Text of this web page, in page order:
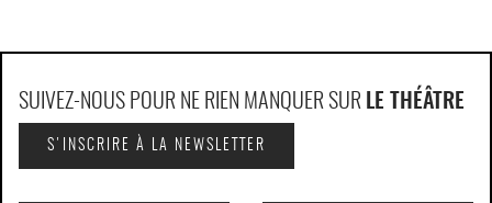
SUIVEZ-NOUS POUR NE RIEN MANQUER SUR LE THÉÂTRE
S'INSCRIRE À LA NEWSLETTER